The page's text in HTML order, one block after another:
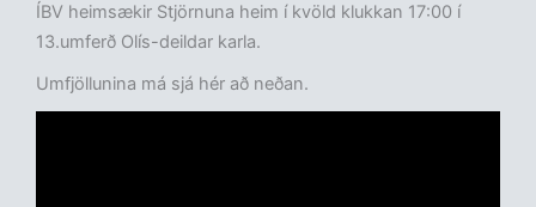
ÍBV heimsækir Stjörnuna heim í kvöld klukkan 17:00 í
13.umferð Olís-deildar karla.
Umfjöllunina má sjá hér að neðan.